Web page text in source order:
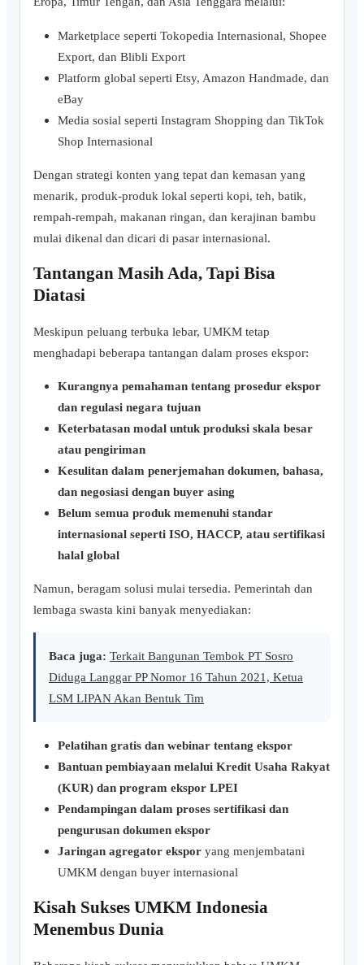
Marketplace seperti Tokopedia Internasional, Shopee
Export, dan Blibli Export
Platform global seperti Etsy, Amazon Handmade, dan
eBay
Media sosial seperti Instagram Shopping dan TikTok
Shop Internasional
Dengan strategi konten yang tepat dan kemasan yang
menarik, produk-produk lokal seperti kopi, teh, batik,
rempah-rempah, makanan ringan, dan kerajinan bambu
mulai dikenal dan dicari di pasar internasional.
Tantangan Masih Ada, Tapi Bisa
Diatasi
Meskipun peluang terbuka lebar, UMKM tetap
menghadapi beberapa tantangan dalam proses ekspor:
Kurangnya pemahaman tentang prosedur ekspor
dan regulasi negara tujuan
Keterbatasan modal untuk produksi skala besar
atau pengiriman
Kesulitan dalam penerjemahan dokumen, bahasa,
dan negosiasi dengan buyer asing
Belum semua produk memenuhi standar
internasional seperti ISO, HACCP, atau sertifikasi
halal global
Namun, beragam solusi mulai tersedia. Pemerintah dan
lembaga swasta kini banyak menyediakan:
Baca juga: Terkait Bangunan Tembok PT Sosro
Diduga Langgar PP Nomor 16 Tahun 2021, Ketua
LSM LIPAN Akan Bentuk Tim
Pelatihan gratis dan webinar tentang ekspor
Bantuan pembiayaan melalui Kredit Usaha Rakyat
(KUR) dan program ekspor LPEI
Pendampingan dalam proses sertifikasi dan
pengurusan dokumen ekspor
Jaringan agregator ekspor yang menjembatani
UMKM dengan buyer internasional
Kisah Sukses UMKM Indonesia
Menembus Dunia